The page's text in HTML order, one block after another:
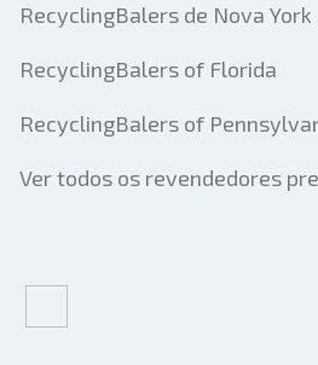
RecyclingBalers de Nova York
RecyclingBalers of Florida
RecyclingBalers of
Ver todos os revendedores